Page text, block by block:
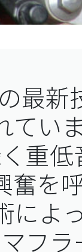
最新
てい
重低
奮を
によ
フラ